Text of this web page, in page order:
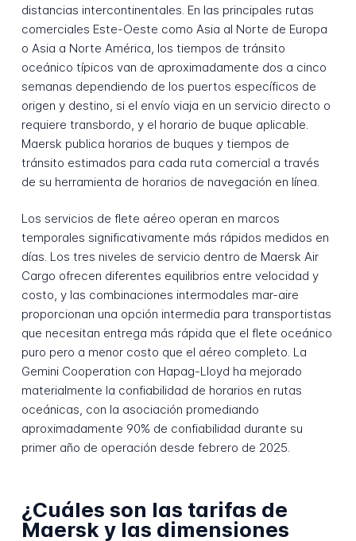
distancias intercontinentales. En las principales rutas
comerciales Este-Oeste como Asia al Norte de Europa
o Asia a Norte América, los tiempos de tránsito
oceánico típicos van de aproximadamente dos a cinco
semanas dependiendo de los puertos específicos de
origen y destino, si el envío viaja en un servicio directo o
requiere transbordo, y el horario de buque aplicable.
Maersk publica horarios de buques y tiempos de
tránsito estimados para cada ruta comercial a través
de su herramienta de horarios de navegación en línea.
Los servicios de flete aéreo operan en marcos
temporales significativamente más rápidos medidos en
días. Los tres niveles de servicio dentro de Maersk Air
Cargo ofrecen diferentes equilibrios entre velocidad y
costo, y las combinaciones intermodales mar-aire
proporcionan una opción intermedia para transportistas
que necesitan entrega más rápida que el flete oceánico
puro pero a menor costo que el aéreo completo. La
Gemini Cooperation con Hapag-Lloyd ha mejorado
materialmente la confiabilidad de horarios en rutas
oceánicas, con la asociación promediando
aproximadamente 90% de confiabilidad durante su
primer año de operación desde febrero de 2025.
¿Cuáles son las tarifas de
Maersk y las dimensiones